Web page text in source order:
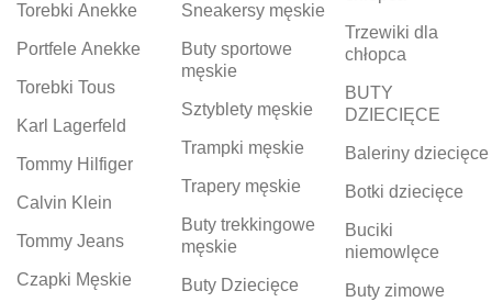
Torebki Anekke
Portfele Anekke
Torebki Tous
Karl Lagerfeld
Tommy Hilfiger
Calvin Klein
Tommy Jeans
Czapki Męskie
Sneakersy męskie
Buty sportowe
męskie
Sztyblety męskie
Trampki męskie
Trapery męskie
Buty trekkingowe
męskie
Buty Dziecięce
Trzewiki dla
chłopca
BUTY
DZIECIĘCE
Baleriny dziecięce
Botki dziecięce
Buciki
niemowlęce
Buty zimowe